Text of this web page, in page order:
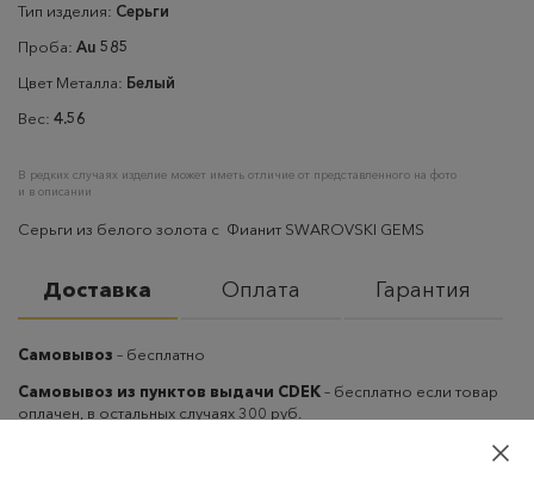
Тип изделия: Серьги
Проба: Au 585
Цвет Металла: Белый
Вес: 4.56
В редких случаях изделие может иметь отличие от представленного на фото
и в описании
Серьги из белого золота с Фианит SWAROVSKI GEMS
Доставка Оплата Гарантия
Самовывоз – бесплатно
Самовывоз из пунктов выдачи CDEK– бесплатно если товар
оплачен, в остальных случаях 300 руб.